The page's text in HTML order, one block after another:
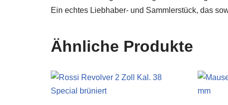
Ein echtes Liebhaber- und Sammlerstück, das
Ähnliche Produkte